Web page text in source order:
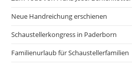
Neue Handreichung erschienen
Schaustellerkongress in Paderborn
Familienurlaub für Schaustellerfamilien